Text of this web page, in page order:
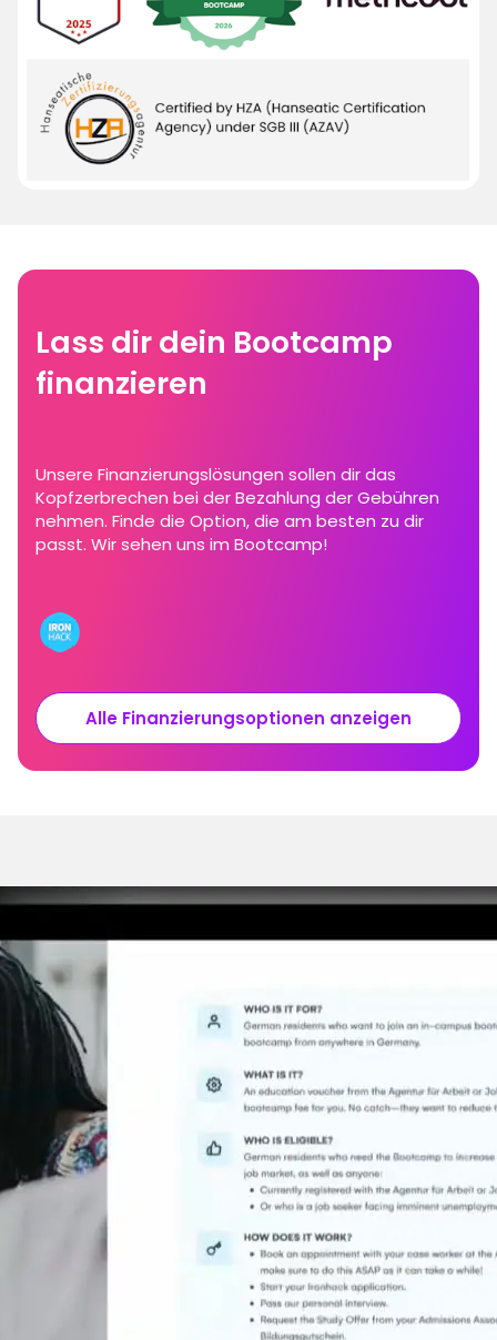
Lass dir dein Bootcamp
finanzieren
Unsere Finanzierungslösungen sollen dir das
Kopfzerbrechen bei der Bezahlung der Gebühren
nehmen. Finde die Option, die am besten zu dir
passt. Wir sehen uns im Bootcamp!
Alle Finanzierungsoptionen anzeigen